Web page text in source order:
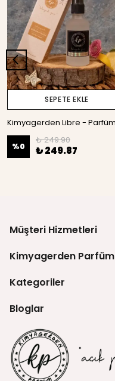
SEPETE EKLE
%0
₺ 249.90
₺ 249.87
Müşteri Hizmetleri
Kimyagerden Parfüm
Kategoriler
Bloglar